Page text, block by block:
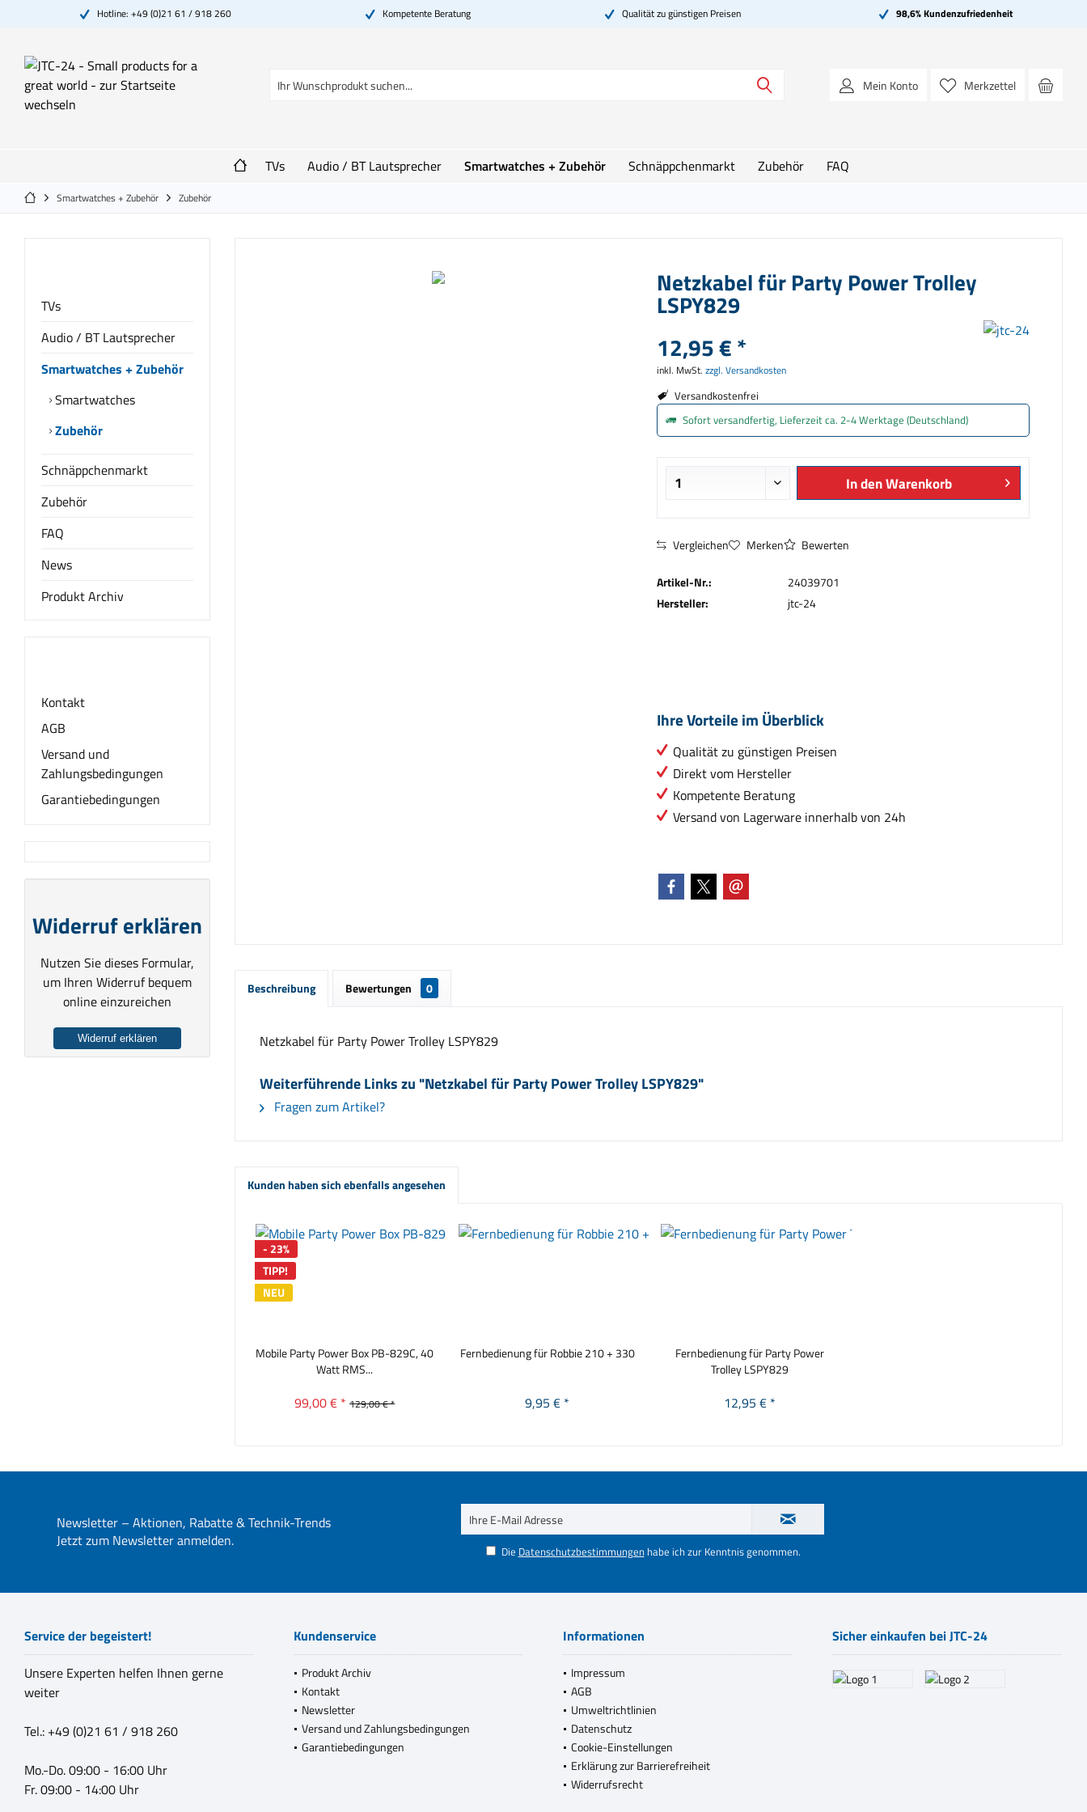
Hotline: +49 (0)21 61 / 918 260 Kompetente Beratung Qualität zu günstigen Preisen 98,6% Kundenzufriedenheit
Merkzettel
Mein Konto
TVs Audio / BT Lautsprecher Smartwatches + Zubehör Schnäppchenmarkt Zubehör FAQ
Smartwatches + Zubehör Zubehör
TVs
Audio / BT Lautsprecher
Smartwatches + Zubehör
Smartwatches
Zubehör
Schnäppchenmarkt
Zubehör
FAQ
News
Produkt Archiv
Kontakt
AGB
Versand und
Zahlungsbedingungen
Garantiebedingungen
Widerruf erklären
Nutzen Sie dieses Formular,
um Ihren Widerruf bequem
online einzureichen
Widerruf erklären
Netzkabel für Party Power Trolley
LSPY829
12,95 € *
inkl. MwSt. zzgl. Versandkosten
Versandkostenfrei
Sofort versandfertig, Lieferzeit ca. 2-4 Werktage (Deutschland)
In denWarenkorb
Vergleichen Merken Bewerten
Artikel-Nr.:
24039701
Hersteller:
jtc-24
Ihre Vorteile im Überblick
Qualität zu günstigen Preisen
Direkt vom Hersteller
Kompetente Beratung
Versand von Lagerware innerhalb von 24h
Beschreibung Bewertungen 0
Netzkabel für Party Power Trolley LSPY829
Weiterführende Links zu "Netzkabel für Party Power Trolley LSPY829"
Fragen zum Artikel?
Kunden haben sich ebenfalls angesehen
- 23%
TIPP!
NEU
Mobile Party Power Box PB-829C, 40
Watt RMS...
99,00 € * 129,00 € *
Fernbedienung für Robbie 210 + 330
9,95 € *
Fernbedienung für Party Power
Trolley LSPY829
12,95 € *
Newsletter – Aktionen, Rabatte & Technik-Trends
Jetzt zum Newsletter anmelden.
Die Datenschutzbestimmungenhabe ich zur Kenntnis genommen.
Service der begeistert!
Unsere Experten helfen Ihnen gerne
weiter
Tel.: +49 (0)21 61 / 918 260
Mo.-Do. 09:00 - 16:00 Uhr
Fr. 09:00 - 14:00 Uhr
Kundenservice
Produkt Archiv
Kontakt
Newsletter
Versand und Zahlungsbedingungen
Garantiebedingungen
Informationen
Impressum
AGB
Umweltrichtlinien
Datenschutz
Cookie-Einstellungen
Erklärung zur Barrierefreiheit
Widerrufsrecht
Sicher einkaufen bei JTC-24